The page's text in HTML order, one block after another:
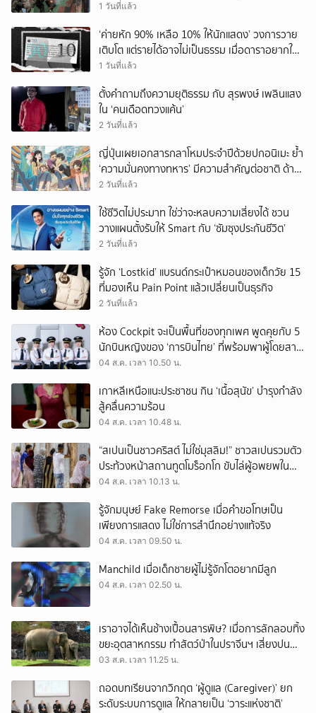
1 วันที่แล้ว
‘ค่ายหัก 90% เหลือ 10% ให้นักแสดง’ วงการวาย
เติบโต แต่รายได้อาจไม่เป็นธรรม เมื่อดาราอยากให้มี
‘สัญญามาตรฐาน’
1 วันที่แล้ว
ตั้งคำถามถึงความยุติธรรม กับ สุรพงษ์ เพลินแสง
ใน ‘คนเดือดทวงแค้น’
2 วันที่แล้ว
ญี่ปุ่นเผยเอกสารกลาโหมประจำปีด้วยปกอนิเมะ ย้ำ
‘ความมั่นคงทางทหาร’ มีความสำคัญต่อชาติ ด้าน
จีนเตือน ขออย่าซ้ำรอยประวัติศาสตร์
2 วันที่แล้ว
ใช้ชีวิตไม่ประมาท ใช่ว่าจะหลบความเสี่ยงได้ ชวน
วางแผนตั้งรับให้ Smart กับ ‘ซัมซุงประกันชีวิต’
2 วันที่แล้ว
รู้จัก ‘Lostkid’ แบรนด์กระเป๋าหมอนของเด็กวัย 15
ที่มองเห็น Pain Point แล้วเปลี่ยนเป็นธุรกิจ
2 วันที่แล้ว
ห้อง Cockpit จะเป็นพื้นที่ของทุกเพศ พูดคุยกับ 5
นักบินหญิงของ ‘การบินไทย’ ที่พร้อมพาผู้โดยสาร
บินไปทั่วโลก
04 ส.ค. เวลา 10.50 น.
เกาหลีเหนือแนะประชาชน กิน ‘เนื้อสุนัข’ บำรุงกำลัง
สู้คลื่นความร้อน
04 ส.ค. เวลา 10.48 น.
“สเปนเป็นชาวคริสต์ ไม่ใช่มุสลิม!” ชาวสเปนรวมตัว
ประท้วงหน้าสถานทูตโมร็อกโก ขับไล่ผู้อพยพใน
เมืองเซวตาออกนอกประเทศ
04 ส.ค. เวลา 10.13 น.
รู้จักมนุษย์ Fake Remorse เมื่อคำขอโทษเป็น
เพียงการแสดง ไม่ใช่การสำนึกอย่างแท้จริง
04 ส.ค. เวลา 09.50 น.
Manchild เมื่อเด็กชายผู้ไม่รู้จักโตอยากมีลูก
04 ส.ค. เวลา 02.50 น.
เราอาจได้เห็นช้างเปื้อนสารพิษ? เมื่อการลักลอบทิ้ง
ขยะอุตสาหกรรม ทำสัตว์ป่าในปราจีนฯ เสี่ยงปน
เปื้อน
03 ส.ค. เวลา 11.25 น.
ถอดบทเรียนจากวิกฤต ‘ผู้ดูแล (Caregiver)’ ยก
ระดับระบบการดูแล ให้กลายเป็น ‘วาระแห่งชาติ’